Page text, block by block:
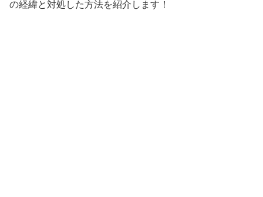
の経緯と対処した方法を紹介します！